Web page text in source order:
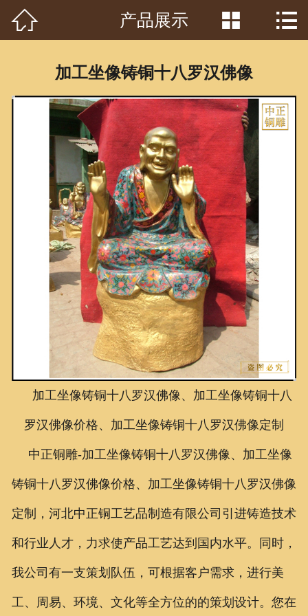
首页
产品中心
客户见证
常识问答
新闻资讯
荣誉资质
泥塑鉴赏
联系我们
 产品展示  
加工坐像铸铜十八罗汉佛像
加工坐像铸铜十八罗汉佛像、加工坐像铸铜十八
罗汉佛像价格、加工坐像铸铜十八罗汉佛像定制
中正铜雕-加工坐像铸铜十八罗汉佛像、加工坐像
铸铜十八罗汉佛像价格、加工坐像铸铜十八罗汉佛像
定制 ，河北中正铜工艺品制造有限公司引进铸造技术
和行业人才，力求使产品工艺达到国内水平。同时，
我公司有一支策划队伍，可根据客户需求，进行美
工、周易、环境、文化等全方位的的策划设计。您在